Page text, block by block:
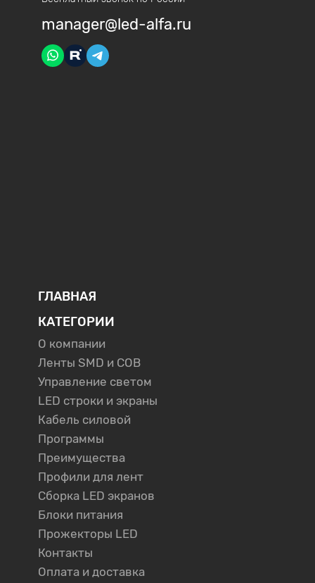
manager@led-alfa.ru
ГЛАВНАЯ
КАТЕГОРИИ
О компании
Ленты SMD и COB
Управление светом
LED строки и экраны
Кабель силовой
Программы
Преимущества
Профили для лент
Сборка LED экранов
Блоки питания
Прожекторы LED
Контакты
Оплата и доставка